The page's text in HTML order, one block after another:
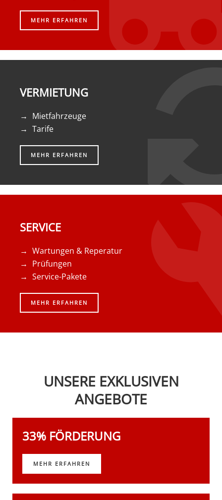
MEHR ERFAHREN
VERMIETUNG
Mietfahrzeuge
Tarife
MEHR ERFAHREN
SERVICE
Wartungen & Reperatur
Prüfungen
Service-Pakete
MEHR ERFAHREN
UNSERE EXKLUSIVEN
ANGEBOTE
33% FÖRDERUNG
MEHR ERFAHREN